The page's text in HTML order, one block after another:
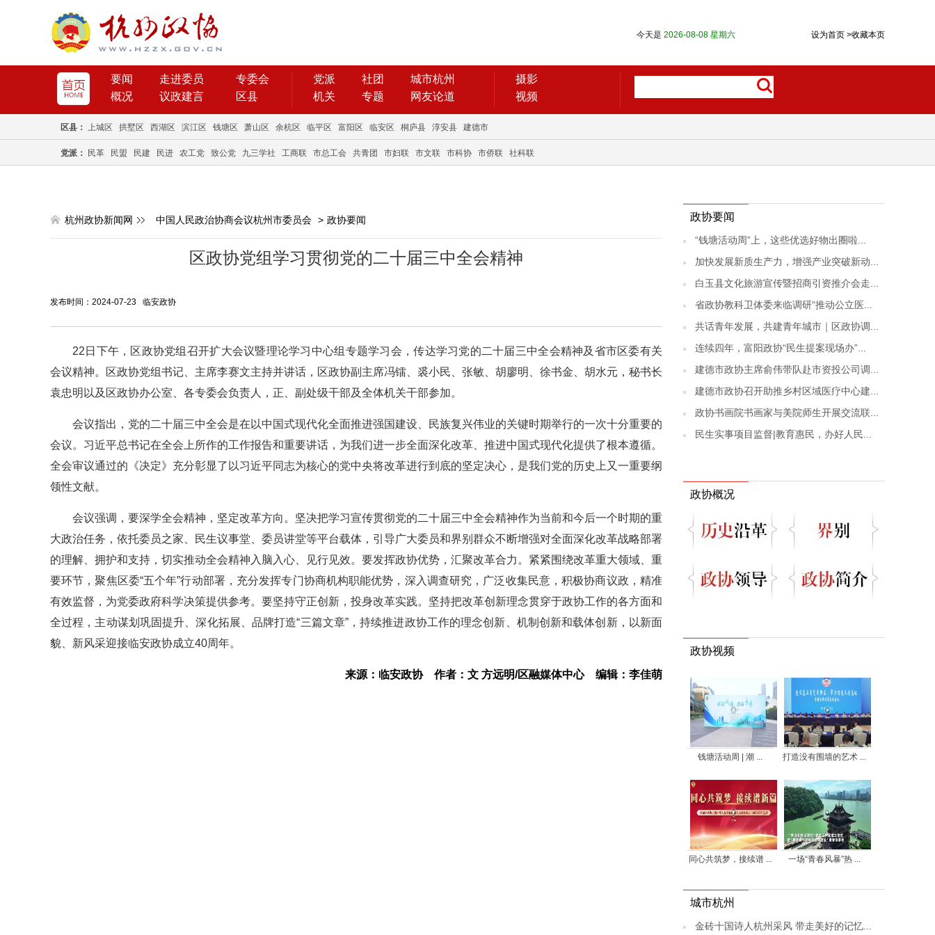
设为首页 >收藏本页
今天是 2026-08-08 星期六
要闻 走进委员
专委会
概况
议政建言 区县
党派 社团
城市杭州
机关
专题 网友论道
摄影
视频
区县： 上城区 拱墅区 西湖区 滨江区 钱塘区 萧山区 余杭区 临平区 富阳区 临安区 桐庐县 淳安县 建德市
党派： 民革 民盟 民建 民进 农工党 致公党 九三学社 工商联 市总工会 共青团 市妇联 市文联 市科协 市侨联 社科联
杭州政协新闻网 中国人民政治协商会议杭州市委员会 > 政协要闻
区政协党组学习贯彻党的二十届三中全会精神
发布时间：2024-07-23 临安政协
22日下午，区政协党组召开扩大会议暨理论学习中心组专题学习会，传达学习党的二十届三中全会精神及省市区委有关
会议精神。区政协党组书记、主席李赛文主持并讲话，区政协副主席冯镭、裘小民、张敏、胡廖明、徐书金、胡水元，秘书长
袁忠明以及区政协办公室、各专委会负责人，正、副处级干部及全体机关干部参加。
会议指出，党的二十届三中全会是在以中国式现代化全面推进强国建设、民族复兴伟业的关键时期举行的一次十分重要的
会议。习近平总书记在全会上所作的工作报告和重要讲话，为我们进一步全面深化改革、推进中国式现代化提供了根本遵循。
全会审议通过的《决定》充分彰显了以习近平同志为核心的党中央将改革进行到底的坚定决心，是我们党的历史上又一重要纲
领性文献。
会议强调，要深学全会精神，坚定改革方向。坚决把学习宣传贯彻党的二十届三中全会精神作为当前和今后一个时期的重
大政治任务，依托委员之家、民生议事堂、委员讲堂等平台载体，引导广大委员和界别群众不断增强对全面深化改革战略部署
的理解、拥护和支持，切实推动全会精神入脑入心、见行见效。要发挥政协优势，汇聚改革合力。紧紧围绕改革重大领域、重
要环节，聚焦区委“五个年”行动部署，充分发挥专门协商机构职能优势，深入调查研究，广泛收集民意，积极协商议政，精准
有效监督，为党委政府科学决策提供参考。要坚持守正创新，投身改革实践。坚持把改革创新理念贯穿于政协工作的各方面和
全过程，主动谋划巩固提升、深化拓展、品牌打造“三篇文章”，持续推进政协工作的理念创新、机制创新和载体创新，以新面
貌、新风采迎接临安政协成立40周年。
来源：临安政协 作者：文 方远明/区融媒体中心 编辑：李佳萌
政协要闻
“钱塘活动周”上，这些优选好物出圈啦...
加快发展新质生产力，增强产业突破新动...
白玉县文化旅游宣传暨招商引资推介会走...
省政协教科卫体委来临调研“推动公立医...
共话青年发展，共建青年城市｜区政协调...
连续四年，富阳政协“民生提案现场办”...
建德市政协主席俞伟带队赴市资投公司调...
建德市政协召开助推乡村区域医疗中心建...
政协书画院书画家与美院师生开展交流联...
民生实事项目监督|教育惠民，办好人民...
政协概况
政协视频
钱塘活动周 | 潮 ... 打造没有围墙的艺术 ...
同心共筑梦，接续谱 ... 一场“青春风暴”热 ...
城市杭州
金砖十国诗人杭州采风 带走美好的记忆...